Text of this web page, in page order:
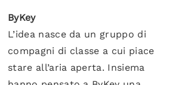
ByKey
L’idea nasce da un gruppo di
compagni di classe a cui piace
stare all’aria aperta. Insiema